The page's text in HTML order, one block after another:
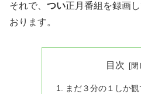
それで、 つい正月番組を録画
おります。
目次
まだ３分の１しか